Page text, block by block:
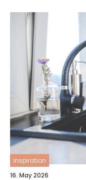
inspiration
16. May 2026